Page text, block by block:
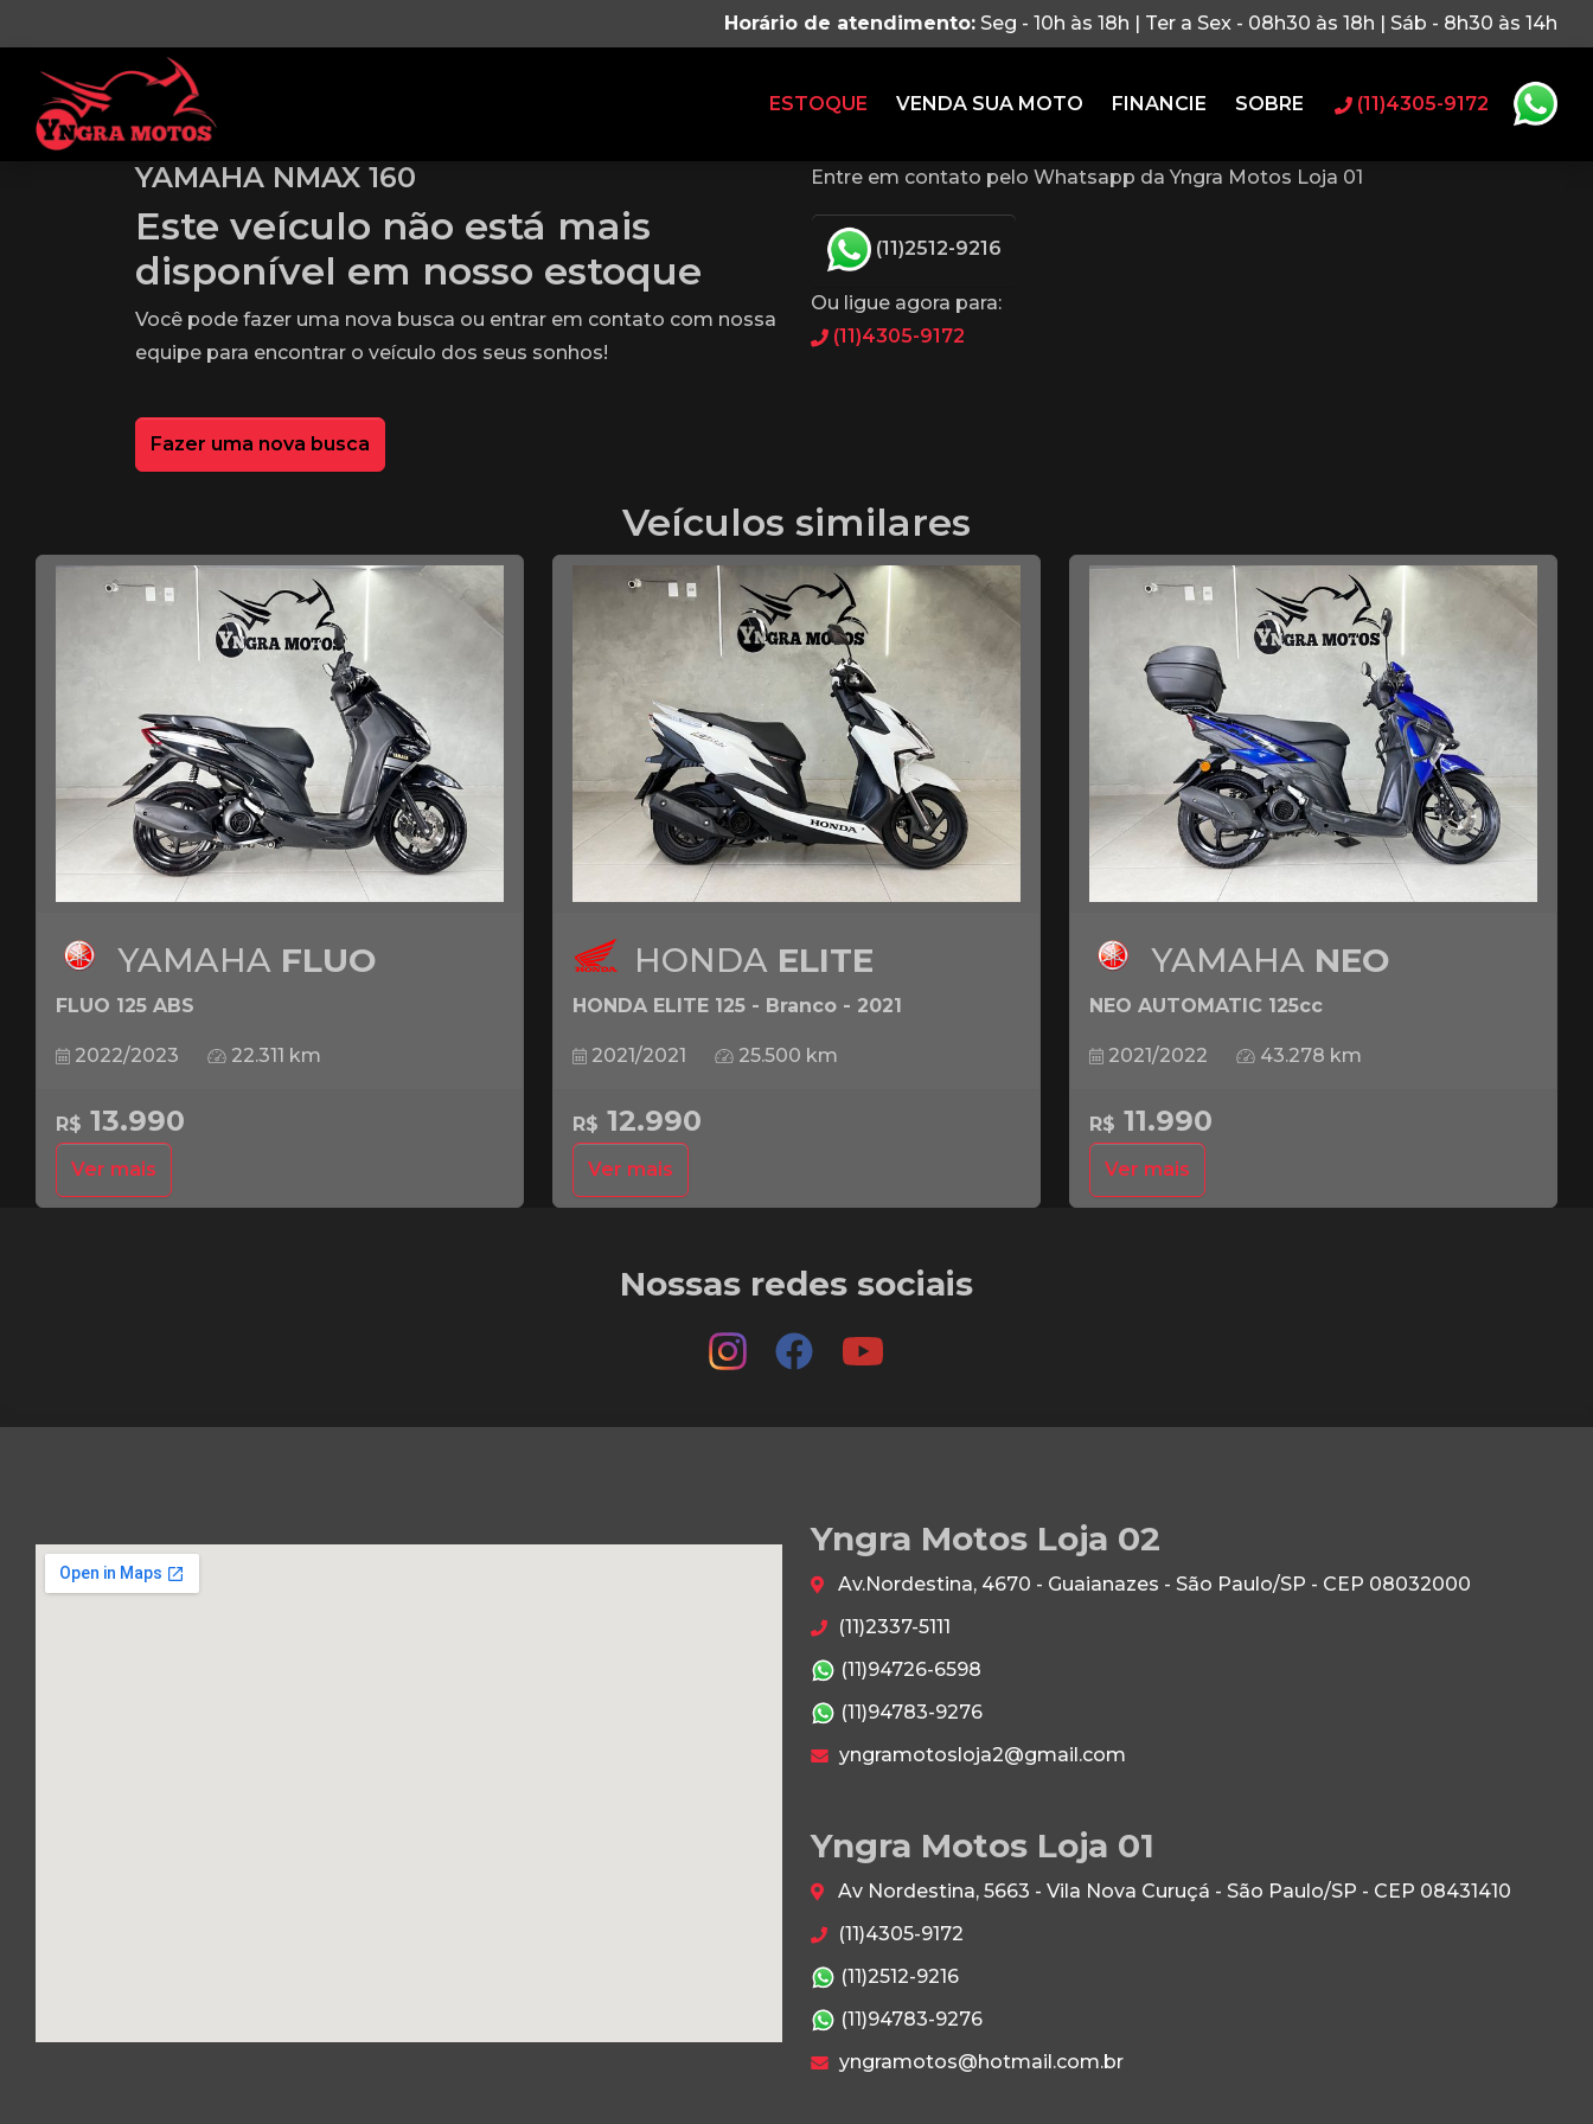
Horário de atendimento: Seg - 10h às 18h | Ter a Sex - 08h30 às 18h | Sáb - 8h30 às 14h
ESTOQUE VENDA SUA MOTO FINANCIE SOBRE (11)4305-9172
YAMAHA NMAX 160
Este veículo não está mais
disponível em nosso estoque
Você pode fazer uma nova busca ou entrar em contato com nossa
equipe para encontrar o veículo dos seus sonhos!
Fazer uma nova busca
Entre em contato pelo Whatsapp da Yngra Motos Loja 01
(11)2512-9216
Ou ligue agora para:
(11)4305-9172
Veículos similares
YAMAHA FLUO
FLUO 125 ABS
2022/2023 22.311 km
R$ 13.990
Ver mais
HONDA ELITE
HONDA ELITE 125 - Branco - 2021
2021/2021 25.500 km
R$ 12.990
Ver mais
YAMAHA NEO
NEO AUTOMATIC 125cc
2021/2022 43.278 km
R$ 11.990
Ver mais
Nossas redes sociais
Yngra Motos Loja 02
Av.Nordestina, 4670 - Guaianazes - São Paulo/SP - CEP 08032000
(11)2337-5111
(11)94726-6598
(11)94783-9276
yngramotosloja2@gmail.com
Yngra Motos Loja 01
Av Nordestina, 5663 - Vila Nova Curuçá - São Paulo/SP - CEP 08431410
(11)4305-9172
(11)2512-9216
(11)94783-9276
yngramotos@hotmail.com.br